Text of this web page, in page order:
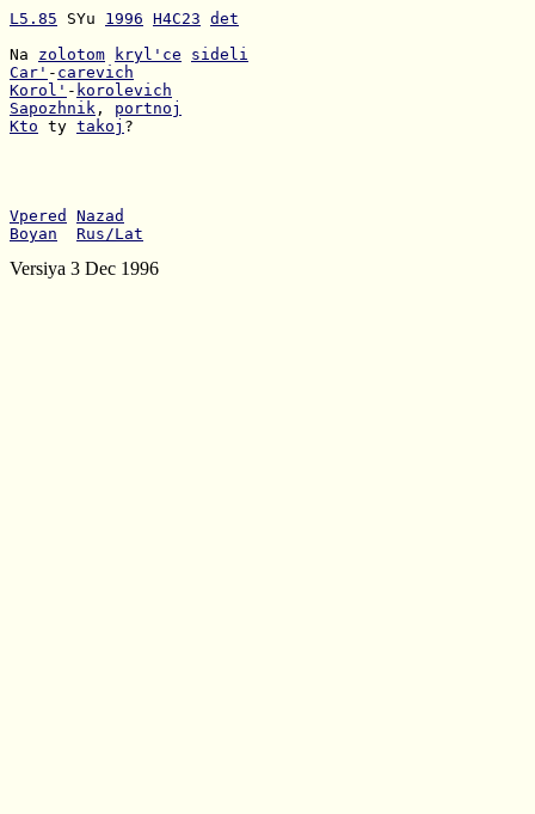
L5.85 SYu 1996 H4C23 det
Na zolotom kryl'ce
sideli
Car' - carevich
Korol' - korolevich
Sapozhnik , portnoj
Kto ty takoj ?
Vpered
Nazad
Boyan
Rus/Lat
Versiya 3 Dec 1996